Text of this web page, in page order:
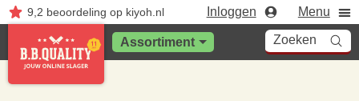
9,2 beoordelingop kiyoh.nl Inloggen Menu
Assortiment Zoeken